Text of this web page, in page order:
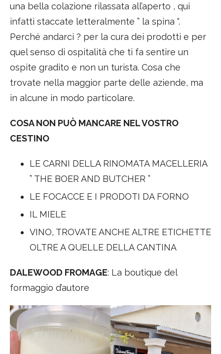
una bella colazione rilassata all’aperto , qui
infatti staccate letteralmente ” la spina “.
Perché andarci ? per la cura dei prodotti e per
quel senso di ospitalità che ti fa sentire un
ospite gradito e non un turista. Cosa che
trovate nella maggior parte delle aziende, ma
in alcune in modo particolare.
COSA NON PUÒ MANCARE NEL VOSTRO
CESTINO
LE CARNI DELLA RINOMATA MACELLERIA
” THE BOER AND BUTCHER ”
LE FOCACCE E I PRODOTI DA FORNO
IL MIELE
VINO, TROVATE ANCHE ALTRE ETICHETTE
OLTRE A QUELLE DELLA CANTINA
DALEWOOD FROMAGE: La boutique del
formaggio d’autore